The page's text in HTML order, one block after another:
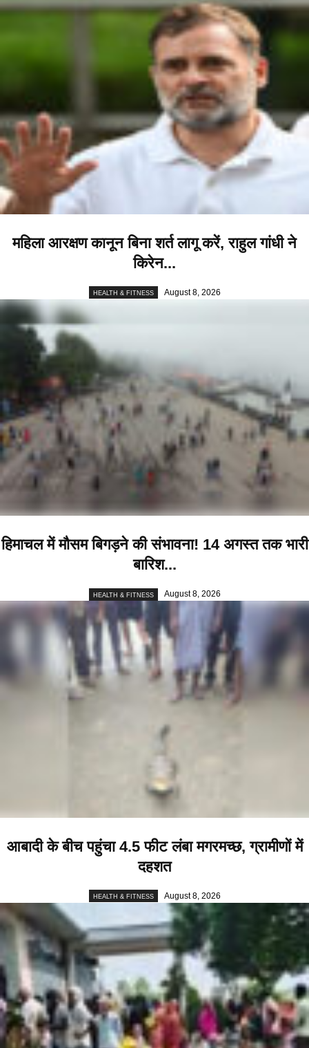
महिला आरक्षण कानून बिना शर्त लागू करें, राहुल गांधी ने
किरेन...
HEALTH & FITNESS August 8, 2026
हिमाचल में मौसम बिगड़ने की संभावना! 14 अगस्त तक भारी
बारिश...
HEALTH & FITNESS August 8, 2026
आबादी के बीच पहुंचा 4.5 फीट लंबा मगरमच्छ, ग्रामीणों में
दहशत
HEALTH & FITNESS August 8, 2026